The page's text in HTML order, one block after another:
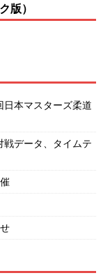
版）
本マスターズ柔道
データ、タイムテ